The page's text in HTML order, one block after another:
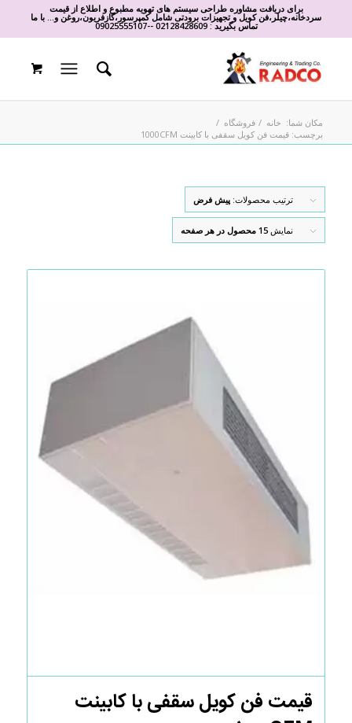
برای دریافت مشاوره طراحی سیستم های تهویه مطبوع و اطلاع از قیمت
سردخانه،چیلر،فن کویل و تجهیزات برودتی شامل کمپرسور،گازفریون،روغن و... با ما
تماس بگیرید :02128428609
-
-
09025555107
مکان شما: خانه / فروشگاه /
برچسب: قیمت فن کویل سقفی با کابینت 1000CFM
ترتیب محصولات: پیش فرض
نمایش 15 محصول در هر صفحه
قیمت فن کویل سقفی با کابینت